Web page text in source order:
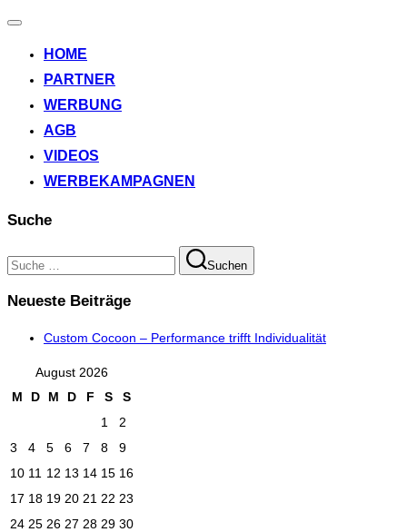
Navigation
HOME
PARTNER
WERBUNG
AGB
VIDEOS
WERBEKAMPAGNEN
Suche
Suchen
nach:
Suchen
Neueste Beiträge
Custom Cocoon – Performance trifft Individualität
August 2026
M
D M D F S
S
1
2
3
4 5 6 7 8
9
10 11 12 13 14 15 16
17 18 19 20 21 22 23
24 25 26 27 28 29 30